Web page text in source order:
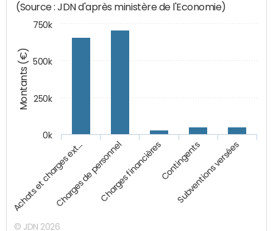
Montants (€)
(Source : JDN d'après ministère de l'Economie)
Achats et charges ext…Charges de personnelCharges financièresContingents
Subventions versées
0k
250k
500k
750k
© JDN 2026